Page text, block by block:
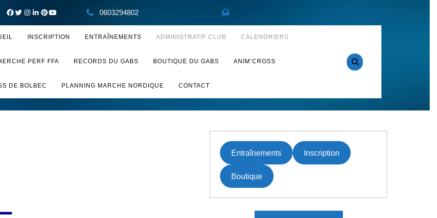
0603294802
INSCRIPTION ENTRAÎNEMENTS ADMINISTRATIF CLUB CALENDRIERS
PERF FFA RECORDS DU GABS BOUTIQUE DU GABS ANIM’CROSS
DE BOLBEC PLANNING MARCHE NORDIQUE CONTACT
Entraînements Inscription
Boutique